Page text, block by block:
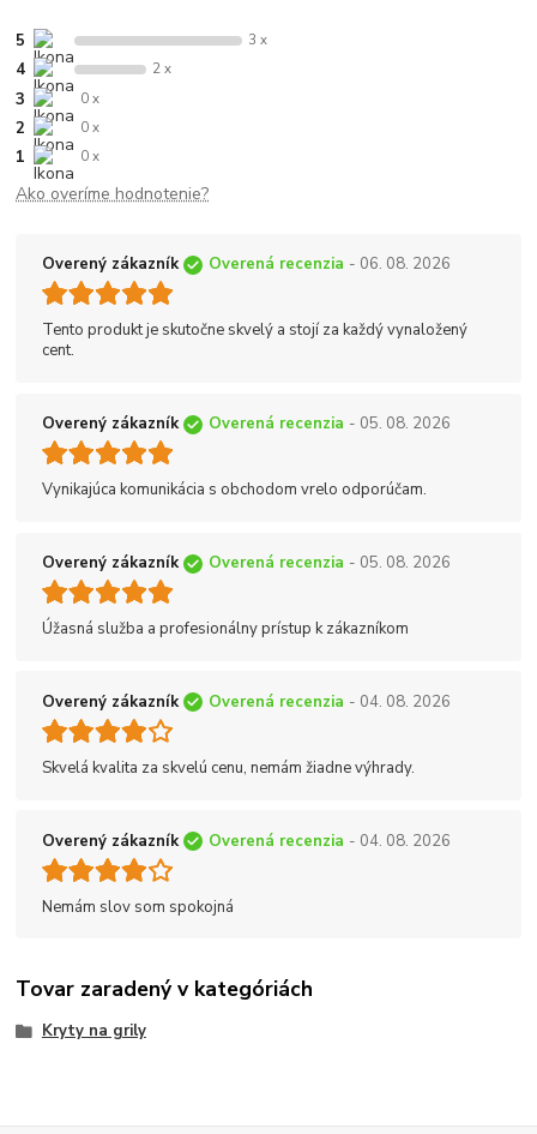
5 3 x
4 2 x
3 0 x
2 0 x
1 0 x
Ako overíme hodnotenie?
Overený zákazník Overená recenzia - 06. 08. 2026
Tento produkt je skutočne skvelý a stojí za každý vynaložený
cent.
Overený zákazník Overená recenzia - 05. 08. 2026
Vynikajúca komunikácia s obchodom vrelo odporúčam.
Overený zákazník Overená recenzia - 05. 08. 2026
Úžasná služba a profesionálny prístup k zákazníkom
Overený zákazník Overená recenzia - 04. 08. 2026
Skvelá kvalita za skvelú cenu, nemám žiadne výhrady.
Overený zákazník Overená recenzia - 04. 08. 2026
Nemám slov som spokojná
Tovar zaradený v kategóriách
Kryty na grily